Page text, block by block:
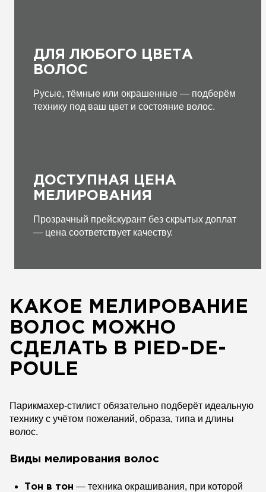
ДЛЯ ЛЮБОГО ЦВЕТА
ВОЛОС
Русые, тёмные или окрашенные — подберём
технику под ваш цвет и состояние волос.
ДОСТУПНАЯ ЦЕНА
МЕЛИРОВАНИЯ
Прозрачный прейскурант без скрытых доплат
— цена соответствует качеству.
КАКОЕ МЕЛИРОВАНИЕ
ВОЛОС МОЖНО
СДЕЛАТЬ В PIED-DE-
POULE
Парикмахер-стилист обязательно подберёт идеальную
технику с учётом пожеланий, образа, типа и длины
волос.
Виды мелирования волос
Тон в тон — техника окрашивания, при которой